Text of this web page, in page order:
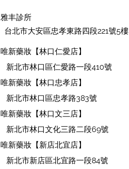
雅丰診所
台北市大安區忠孝東路四段221號5樓
唯新藥妝【林口仁愛店】
新北市林口區仁愛路一段410號
唯新藥妝【林口忠孝店】
新北市林口區忠孝路383號
唯新藥妝【林口文三店】
新北市林口文化三路二段69號
唯新藥妝【新店北宜店】
新北市新店區北宜路一段84號